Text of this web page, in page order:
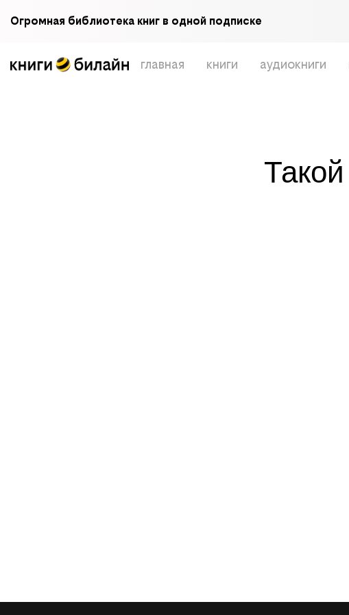
Огромная библиотека книг в одной подписке
главная книги аудиокниги